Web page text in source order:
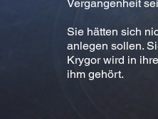
Vergangenheit
Sie hätten sich
anlegen sollen.
Krygor wird in
ihm gehört.